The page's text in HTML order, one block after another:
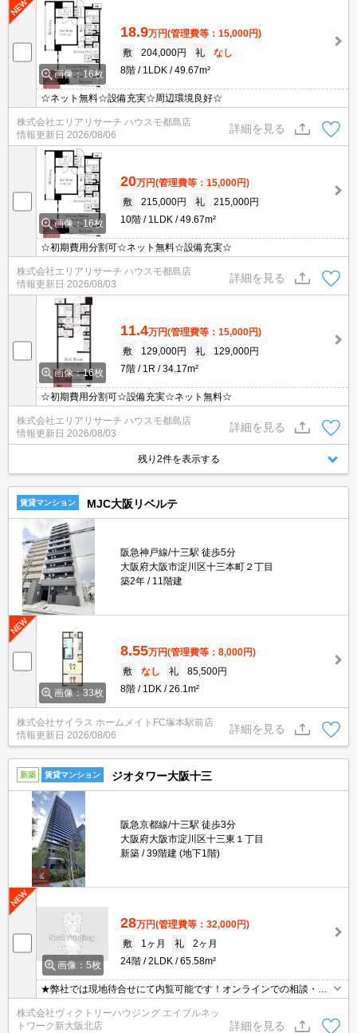
画像：16枚
18.9万円(管理費等：15,000円)
敷
204,000円 礼
なし
8階
1LDK 49.67m²
☆ネット無料☆設備充実☆周辺環境良好☆
株式会社エリアリサーチ ハウスモ都島店
情報更新日 2026/08/06
詳細を見る
画像：16枚
20万円(管理費等：15,000円)
敷
215,000円 礼
215,000円
10階
1LDK 49.67m²
☆初期費用分割可☆ネット無料☆設備充実☆
株式会社エリアリサーチ ハウスモ都島店
情報更新日 2026/08/03
詳細を見る
画像：16枚
11.4万円(管理費等：15,000円)
敷
129,000円 礼
129,000円
7階
1R 34.17m²
☆初期費用分割可☆設備充実☆ネット無料☆
株式会社エリアリサーチ ハウスモ都島店
情報更新日 2026/08/03
詳細を見る
残り2件を表示する
賃貸マンション MJC大阪リベルテ
阪急神戸線/十三駅 徒歩5分
大阪府大阪市淀川区十三本町２丁目
築2年
11階建
画像：33枚
8.55万円(管理費等：8,000円)
敷
なし 礼
85,500円
8階
1DK 26.1m²
株式会社サイラス ホームメイトFC塚本駅前店
情報更新日 2026/08/06
詳細を見る
新築 賃貸マンション ジオタワー大阪十三
阪急京都線/十三駅 徒歩3分
大阪府大阪市淀川区十三東１丁目
新築
39階建 (地下1階)
画像：5枚
28万円(管理費等：32,000円)
敷
1ヶ月 礼
2ヶ月
24階
2LDK 65.58m²
★弊社では現地待合せにて内覧可能です！オンラインでの相談・内
株式会社ヴィクトリーハウジング エイブルネッ
トワーク新大阪北店
詳細を見る